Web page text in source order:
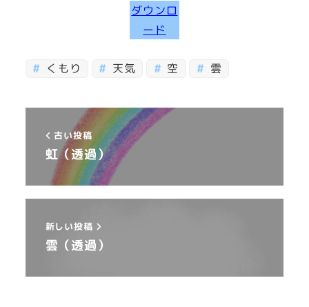
ダウンロ
ード
くもり 天気 空 雲
古い投稿
虹（透過）
新しい投稿
雲（透過）